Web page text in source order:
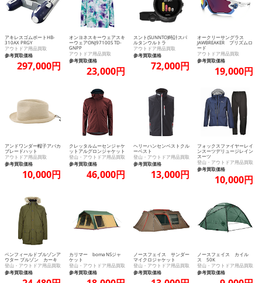
アキレスゴムボートHB-
310AX PRGY
アウトドア用品買取
参考買取価格
297,000円
オンヨネスキーウェアスキ
ーウェアONJ97100S TD-
GNPP
アウトドア用品買取
参考買取価格
23,000円
スント(SUNNTO)時計スパ
ルタンウルトラ
アウトドア用品買取
参考買取価格
72,000円
オークリーサングラス
JAWBREAKER プリズムロ
ード
アウトドア用品買取
参考買取価格
19,000円
アンドワンダー帽子アバカ
ブレードハット
アウトドア用品買取
参考買取価格
10,000円
クレッタルムーセンジャケ
ットアルグロンジャケット
登山・アウトドア用品買取
参考買取価格
46,000円
ヘリーハンセンベストクル
ーベスト
登山・アウトドア用品買取
参考買取価格
13,000円
フォックスファイヤーレイ
ンスーツデリュージレイン
スーツ
登山・アウトドア用品買取
参考買取価格
10,000円
ペンフィールドブルゾンア
ウター ブルゾン カーキ
登山・アウトドア用品買取
参考買取価格
カリマー boma NSジャ
ケット
登山・アウトドア用品買取
参考買取価格
ノースフェイス サンダー
マイクロジャケット
登山・アウトドア用品買取
参考買取価格
ノースフェイス カイル
ス 50K
登山・アウトドア用品買取
参考買取価格